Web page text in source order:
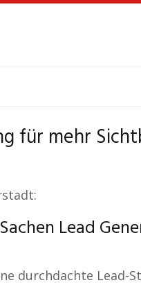
für mehr
Lead
durchdachte Lead-